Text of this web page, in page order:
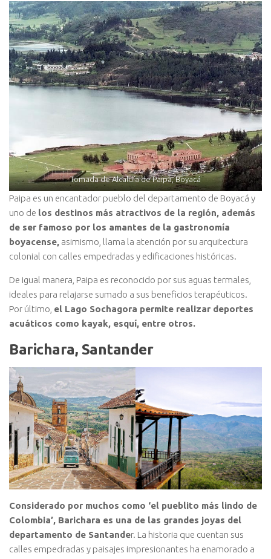
Tomada de Alcaldía de Paipa, Boyacá
Paipa es un encantador pueblo del departamento de Boyacá y
uno de los destinos más atractivos de la región, además
de ser famoso por los amantes de la gastronomía
boyacense, asimismo, llama la atención por su arquitectura
colonial con calles empedradas y edificaciones históricas.
De igual manera, Paipa es reconocido por sus aguas termales,
ideales para relajarse sumado a sus beneficios terapéuticos.
Por último, el Lago Sochagora permite realizar deportes
acuáticos como kayak, esquí, entre otros.
Barichara, Santander
Considerado por muchos como ‘el pueblito más lindo de
Colombia’, Barichara es una de las grandes joyas del
departamento de Santander. La historia que cuentan sus
calles empedradas y paisajes impresionantes ha enamorado a